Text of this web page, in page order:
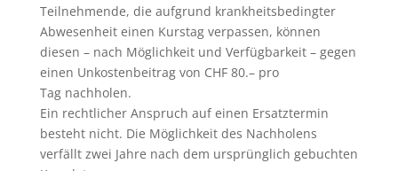
Teilnehmende, die aufgrund krankheitsbedingter
Abwesenheit einen Kurstag verpassen, können
diesen – nach Möglichkeit und Verfügbarkeit – gegen
einen Unkostenbeitrag von CHF 80.– pro
Tag nachholen.
Ein rechtlicher Anspruch auf einen Ersatztermin
besteht nicht. Die Möglichkeit des Nachholens
verfällt zwei Jahre nach dem ursprünglich gebuchten